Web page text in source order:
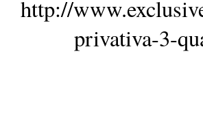
http://
privativa-3-